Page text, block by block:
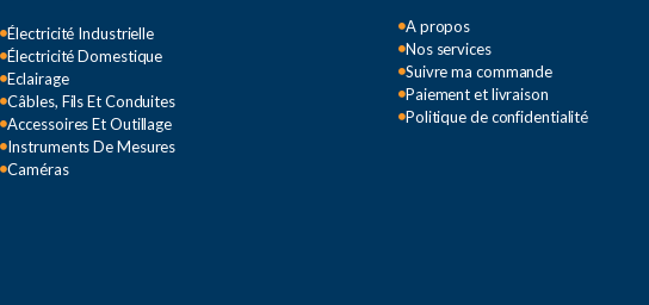
Électricité Industrielle
Électricité Domestique
Eclairage
Câbles, Fils Et Conduites
Accessoires Et Outillage
Instruments De Mesures
Caméras
A propos
Nos services
Suivre ma commande
Paiement et livraison
Politique de confidentialité